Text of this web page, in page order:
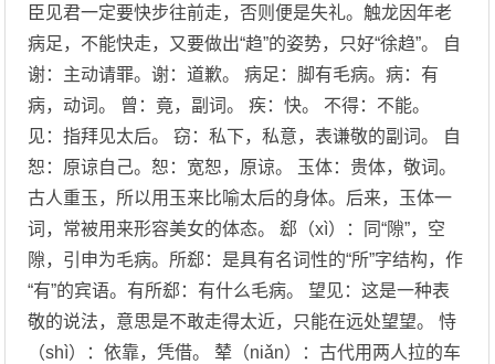
臣见君一定要快步往前走，否则便是失礼。触龙因年老
病足，不能快走，又要做出“趋”的姿势，只好“徐趋”。 自
谢：主动请罪。谢：道歉。 病足：脚有毛病。病：有
病，动词。 曾：竟，副词。 疾：快。 不得：不能。
见：指拜见太后。 窃：私下，私意，表谦敬的副词。 自
恕：原谅自己。恕：宽恕，原谅。 玉体：贵体，敬词。
古人重玉，所以用玉来比喻太后的身体。后来，玉体一
词，常被用来形容美女的体态。 郄（xì）：同“隙”，空
隙，引申为毛病。所郄：是具有名词性的“所”字结构，作
“有”的宾语。有所郄：有什么毛病。 望见：这是一种表
敬的说法，意思是不敢走得太近，只能在远处望望。 恃
（shì）：依靠，凭借。 辇（niǎn）：古代用两人拉的车